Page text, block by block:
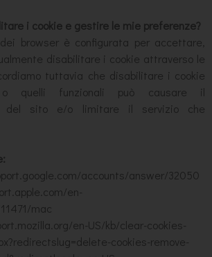
i cookie e gestire le mie preferenze?
browser è configurata per accettare,
disabilitare i cookie attraverso le
tuttavia che disabilitare i cookie
quelli funzionali può causare il
del sito e/o limitare il servizio che
accounts/answer/32050
en-
mac
en-US/kb/clear-cookies-
cookies-remove-